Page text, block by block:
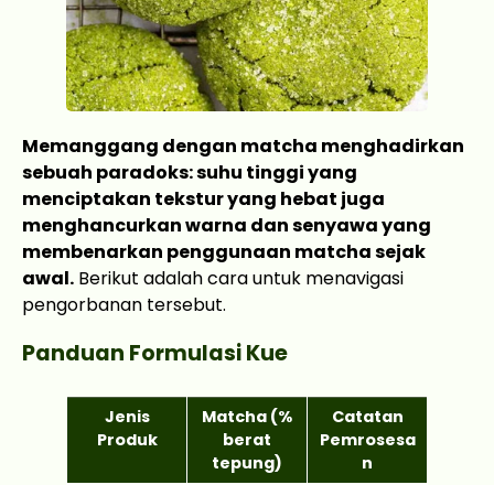
Memanggang dengan matcha menghadirkan
sebuah paradoks: suhu tinggi yang
menciptakan tekstur yang hebat juga
menghancurkan warna dan senyawa yang
membenarkan penggunaan matcha sejak
awal. Berikut adalah cara untuk menavigasi
pengorbanan tersebut.
Panduan Formulasi Kue
Jenis
Produk
Matcha (%
berat
tepung)
Catatan
Pemrosesa
n